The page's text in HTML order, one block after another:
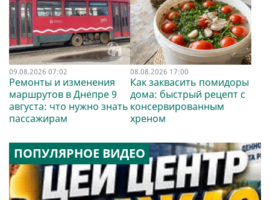
09.08.2026 07:02
Ремонты и изменения
маршрутов в Днепре 9
августа: что нужно знать
пассажирам
08.08.2026 17:00
Как заквасить помидоры
дома: быстрый рецепт с
консервированным
хреном
ПОПУЛЯРНОЕ ВИДЕО